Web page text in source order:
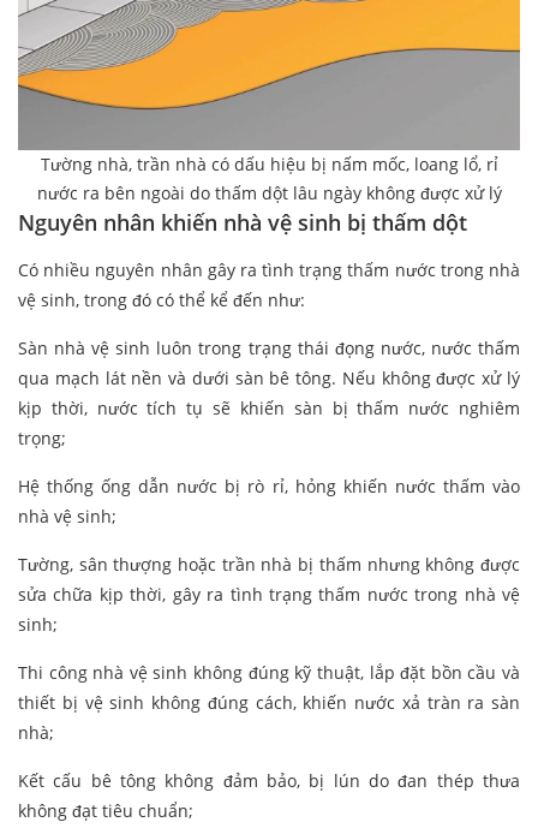
Tường nhà, trần nhà có dấu hiệu bị nấm mốc, loang lổ, rỉ
nước ra bên ngoài do thấm dột lâu ngày không được xử lý
Nguyên nhân khiến nhà vệ sinh bị thấm dột
Có nhiều nguyên nhân gây ra tình trạng thấm nước trong nhà
vệ sinh, trong đó có thể kể đến như:
Sàn nhà vệ sinh luôn trong trạng thái đọng nước, nước thấm
qua mạch lát nền và dưới sàn bê tông. Nếu không được xử lý
kịp thời, nước tích tụ sẽ khiến sàn bị thấm nước nghiêm
trọng;
Hệ thống ống dẫn nước bị rò rỉ, hỏng khiến nước thấm vào
nhà vệ sinh;
Tường, sân thượng hoặc trần nhà bị thấm nhưng không được
sửa chữa kịp thời, gây ra tình trạng thấm nước trong nhà vệ
sinh;
Thi công nhà vệ sinh không đúng kỹ thuật, lắp đặt bồn cầu và
thiết bị vệ sinh không đúng cách, khiến nước xả tràn ra sàn
nhà;
Kết cấu bê tông không đảm bảo, bị lún do đan thép thưa
không đạt tiêu chuẩn;